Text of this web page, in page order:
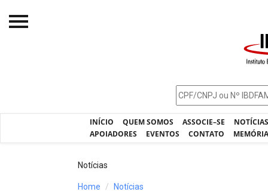
INÍCIO QUEM SOMOS ASSOCIE–SE
APOIADORES
EVENTOS CONTATO
Notícias
Home Notícias